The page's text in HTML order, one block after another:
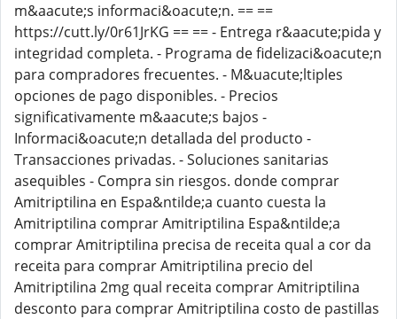
m&aacute;s informaci&oacute;n. == ==
https://cutt.ly/0r61JrKG == == - Entrega r&aacute;pida y
integridad completa. - Programa de fidelizaci&oacute;n
para compradores frecuentes. - M&uacute;ltiples
opciones de pago disponibles. - Precios
significativamente m&aacute;s bajos -
Informaci&oacute;n detallada del producto -
Transacciones privadas. - Soluciones sanitarias
asequibles - Compra sin riesgos. donde comprar
Amitriptilina en Espa&ntilde;a cuanto cuesta la
Amitriptilina comprar Amitriptilina Espa&ntilde;a
comprar Amitriptilina precisa de receita qual a cor da
receita para comprar Amitriptilina precio del
Amitriptilina 2mg qual receita comprar Amitriptilina
desconto para comprar Amitriptilina costo de pastillas